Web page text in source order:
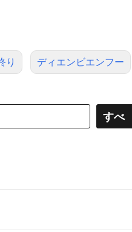
り ディエンビエンフー
すべ